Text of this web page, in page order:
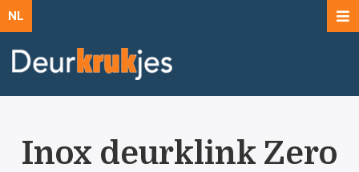
NL
Inox deurklink Zero